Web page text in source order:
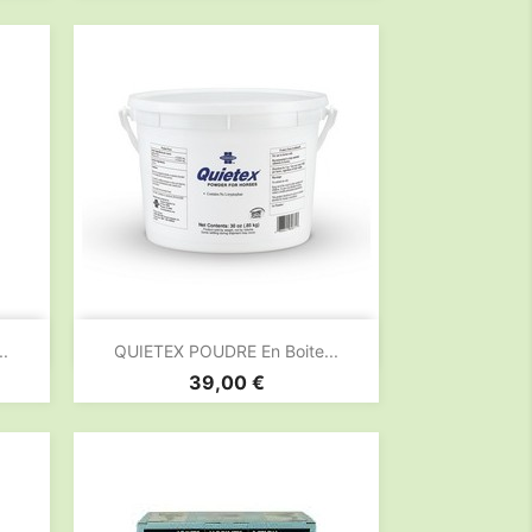
QUIETEX POUDRE En Boite...
Prix
39,00 €
Aperçu rapide